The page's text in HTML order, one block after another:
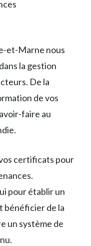
et-Marne nous
la gestion
De la
de vos
faire au
certificats pour
pour établir un
bénéficier de la
un système de